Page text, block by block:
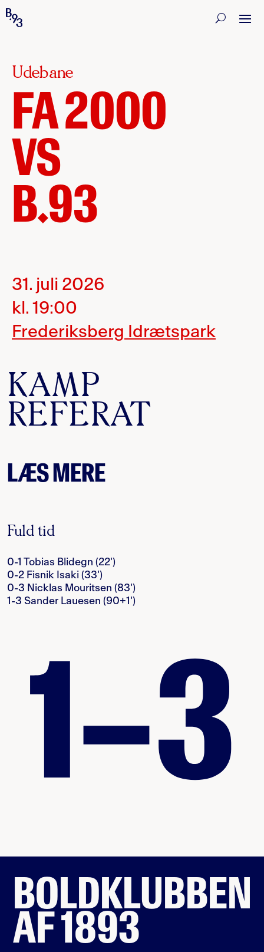
Udebane
FA 2000
VS
B.93
31. juli 2026
kl. 19:00
Frederiksberg Idrætspark
KAMP
REFERAT
LÆS MERE
Fuld tid
0-1 Tobias Blidegn (22')
0-2 Fisnik Isaki (33')
0-3 Nicklas Mouritsen (83')
1-3 Sander Lauesen (90+1')
1–3
BOLDKLUBBEN
AF 1893